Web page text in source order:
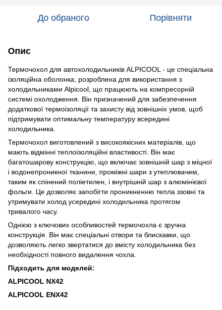
До обраного Порівняти
Опис
Термочохол для автохолодильників ALPICOOL - це спеціальна
ізоляційна оболонка, розроблена для використання з
холодильниками Alpicool, що працюють на компресорній
системі охолодження. Він призначений для забезпечення
додаткової термоізоляції та захисту від зовнішніх умов, щоб
підтримувати оптимальну температуру всередині
холодильника.
Термочохол виготовлений з високоякісних матеріалів, що
мають відмінні теплоізоляційні властивості. Він має
багатошарову конструкцію, що включає зовнішній шар з міцної
і водонепроникної тканини, проміжні шари з утеплювачем,
таким як спінений поліетилен, і внутрішній шар з алюмінієвої
фольги. Це дозволяє запобігти проникненню тепла ззовні та
утримувати холод усередині холодильника протягом
тривалого часу.
Однією з ключових особливостей термочохла є зручна
конструкція. Він має спеціальні отвори та блискавки, що
дозволяють легко звертатися до вмісту холодильника без
необхідності повного видалення чохла.
Підходить для моделей:
ALPICOOL NX42
ALPICOOL ENX42